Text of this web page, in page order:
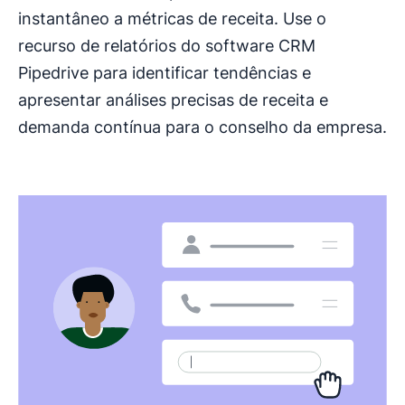
instantâneo a métricas de receita. Use o
recurso de relatórios do software CRM
Pipedrive para identificar tendências e
apresentar análises precisas de receita e
demanda contínua para o conselho da empresa.